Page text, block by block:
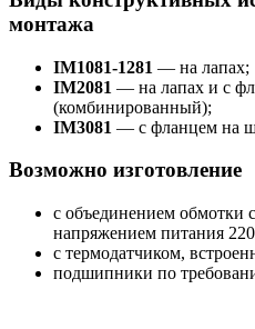
монтажа
IM1081-1281 — на лапах;
IM2081 — на лапах и с
(комбинированный);
IM3081 — с фланцем на
Возможно изготовление
с объединением обмотки
напряжением питания
с термодатчиком,
подшипники по